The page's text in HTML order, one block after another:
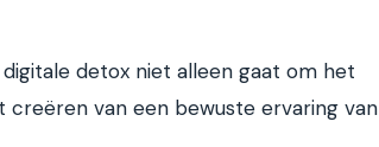
detox niet alleen gaat om het
van een bewuste ervaring van